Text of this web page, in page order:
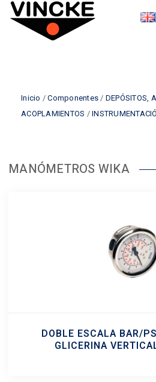
Inicio /Componentes / DEPÓSITOS,
ACOPLAMIENTOS /
MANÓMETROS WIKA
DOBLE ESCALA BAR/
GLICERINA